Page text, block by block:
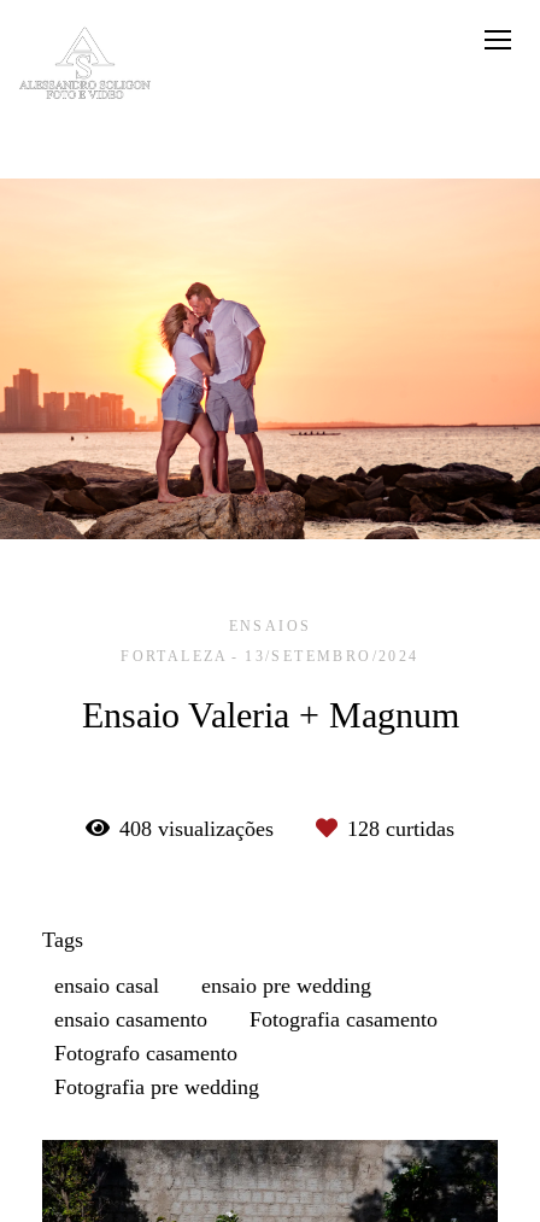
ENSAIOS
FORTALEZA
13/SETEMBRO/2024
Ensaio Valeria + Magnum
408 visualizações 128 curtidas
Tags
ensaio casal
ensaio pre wedding
ensaio casamento
Fotografia casamento
Fotografo casamento
Fotografia pre wedding